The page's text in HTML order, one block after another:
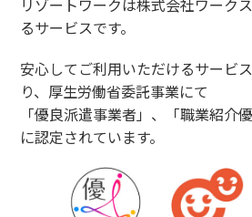
るサービスです。
安心してご利用いただけるサービ
り、厚生労働省委託事業にて
「優良派遣事業者」、「職業紹介
に認定されています。